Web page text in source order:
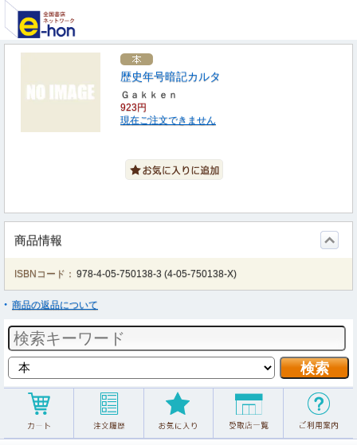
歴史年号暗記カルタ
Ｇａｋｋｅｎ
923円
現在ご注文できません
商品情報
ISBNコード： 978-4-05-750138-3 (4-05-750138-X)
商品の返品について